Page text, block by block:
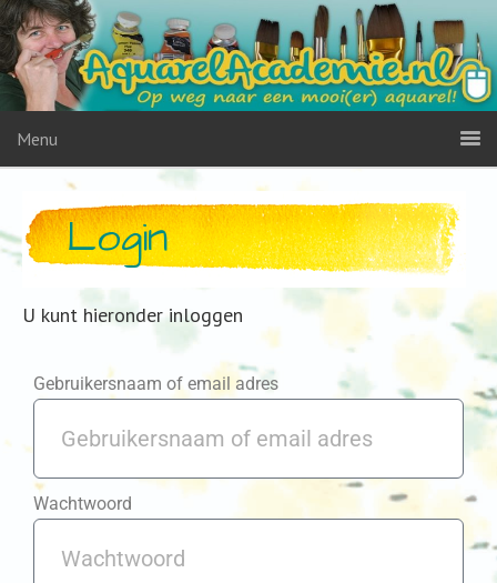
Menu
Login
U kunt hieronder inloggen
Gebruikersnaam of email adres
Wachtwoord